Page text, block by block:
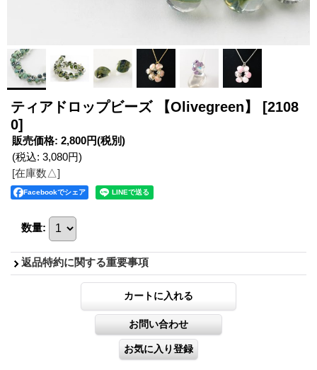
ティアドロップビーズ 【Olivegreen】 [2108
0]
販売価格: 2,800円(税別)
(税込: 3,080円)
[在庫数△]
Facebookでシェア
数量:
返品特約に関する重要事項